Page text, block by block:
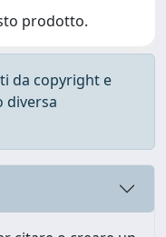
prodotto.
da copyright e
diversa